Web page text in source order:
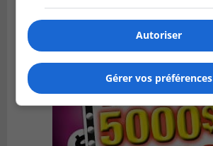
Autoriser
Gérer vos préférences